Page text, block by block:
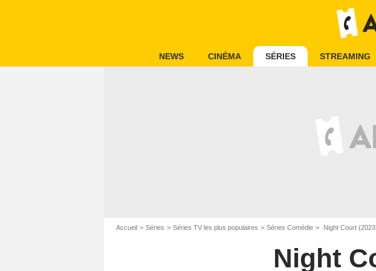
NEWS CINÉMA SÉRIES STREAMING
Accueil Séries Séries TV les plus populaires Séries Comédie Night Court
Night